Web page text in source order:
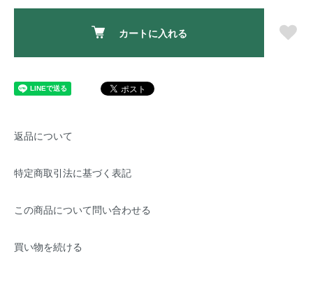
カートに入れる
返品について
特定商取引法に基づく表記
この商品について問い合わせる
買い物を続ける